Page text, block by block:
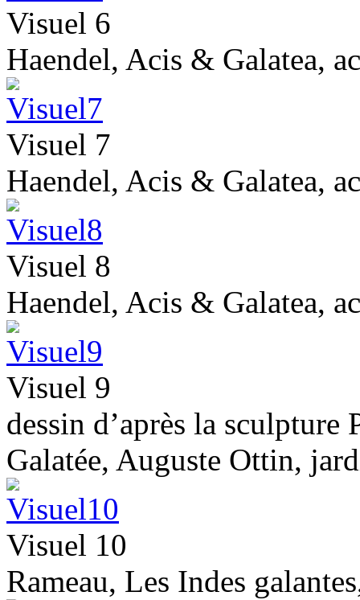
Visuel 6
Haendel, Acis & Galatea,
Visuel 7
Haendel, Acis & Galatea,
Visuel 8
Haendel, Acis & Galatea,
Visuel 9
dessin d’après la
Galatée, Auguste Ottin,
Visuel 10
Rameau, Les Indes